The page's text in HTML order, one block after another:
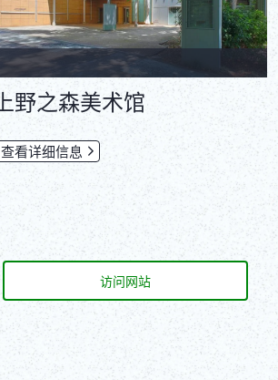
上野之森美术馆
查看详细信息
访问网站